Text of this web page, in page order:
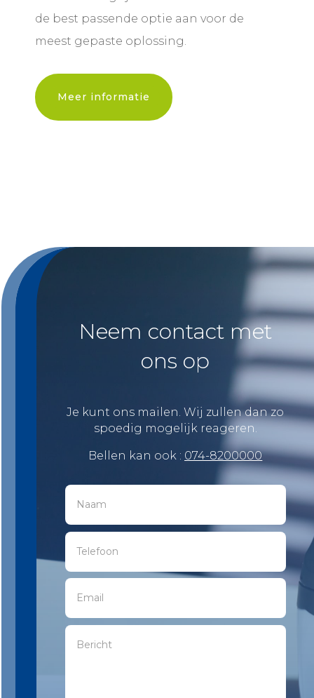
de best passende optie aan voor de
meest gepaste oplossing.
Meer informatie
Neem contact met
ons op
Je kunt ons mailen. Wij zullen dan zo
spoedig mogelijk reageren.
Bellen kan ook : 074-8200000